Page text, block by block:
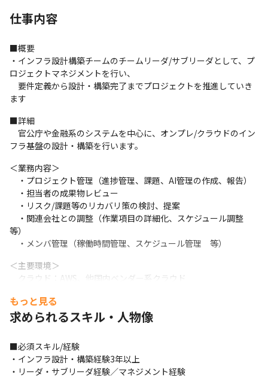
仕事内容
■概要
・インフラ設計構築チームのチームリーダ/サブリーダとして、プ
ロジェクトマネジメントを行い、
要件定義から設計・構築完了までプロジェクトを推進していき
ます
■詳細
官公庁や金融系のシステムを中心に、オンプレ/クラウドのイン
フラ基盤の設計・構築を行います。
＜業務内容＞
・プロジェクト管理（進捗管理、課題、AI管理の作成、報告）
・担当者の成果物レビュー
・リスク/課題等のリカバリ策の検討、提案
・関連会社との調整（作業項目の詳細化、スケジュール調整
等）
・メンバ管理（稼働時間管理、スケジュール管理　等）
＜主要環境＞
クラウド：AWS、他国内ベンダー系クラウド
OS：Windows/Linux
MW：Zabbix、JP1、SKYSEA、NetBackup、McAfee、
もっと見る
求められるスキル・人物像
■必須スキル/経験
・インフラ設計・構築経験3年以上
・リーダ・サブリーダ経験／マネジメント経験